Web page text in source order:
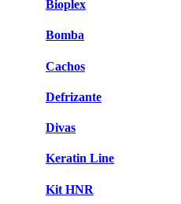
Bioplex
Bomba
Cachos
Defrizante
Divas
Keratin Line
Kit HNR